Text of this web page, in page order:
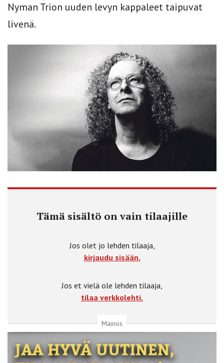
Nyman Trion uuden levyn kappaleet taipuvat
livenä.
Tämä sisältö on vain tilaajille
Jos olet jo lehden tilaaja,
kirjaudu sisään.
Jos et vielä ole lehden tilaaja,
tilaa verkkolehti.
Mainos